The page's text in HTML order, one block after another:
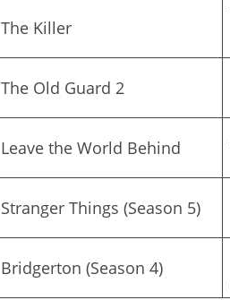
The Killer
The Old Guard 2
Leave the World Behind
Stranger Things (Season 5)
Bridgerton (Season 4)